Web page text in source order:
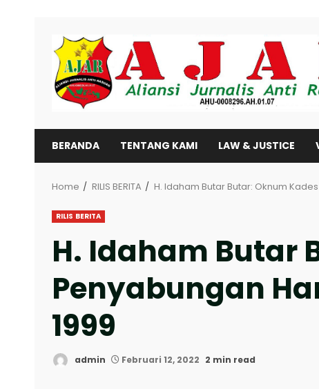
content
BERANDA TENTANG KAMI LAW & JUSTICE
Home RILIS BERITA H. Idaham Butar Butar: Oknum
RILIS BERITA
H. Idaham Butar
Penyabungan
1999
admin Februari 12, 2022 2 min read